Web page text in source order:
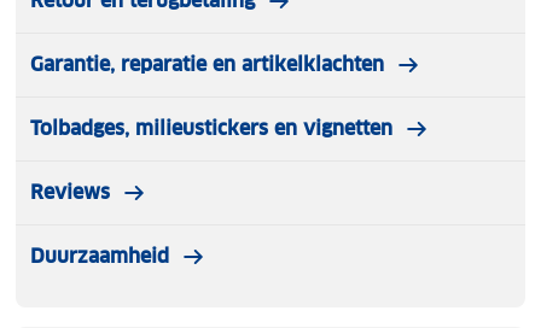
Garantie, reparatie en artikelklachten
Tolbadges, milieustickers en vignetten
Reviews
Duurzaamheid